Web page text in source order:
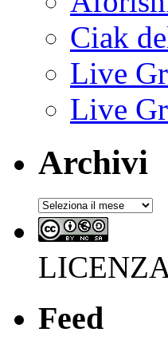
Ciak
Live
Live
Archivi
Archivi
Feed